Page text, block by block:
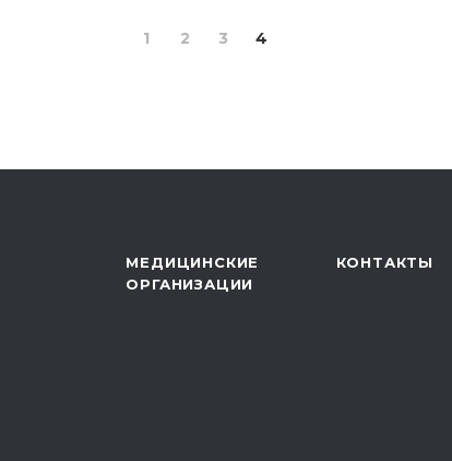
1 2 3 4
МЕДИЦИНСКИЕ
ОРГАНИЗАЦИИ
КОНТАКТЫ